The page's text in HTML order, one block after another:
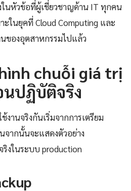
ในหัวข้อที่ผู้เชี่ยวชาญด้าน IT ทุกคน
ะในยุคที่ Cloud Computing และ
นของอุตสาหกรรมไปแล้ว
chuỗi giá trị
ปฏิบัติจริง
านจริงกันเริ่มจากการเตรียม
จากนั้นจะแสดงตัวอย่าง
ริงในระบบ production